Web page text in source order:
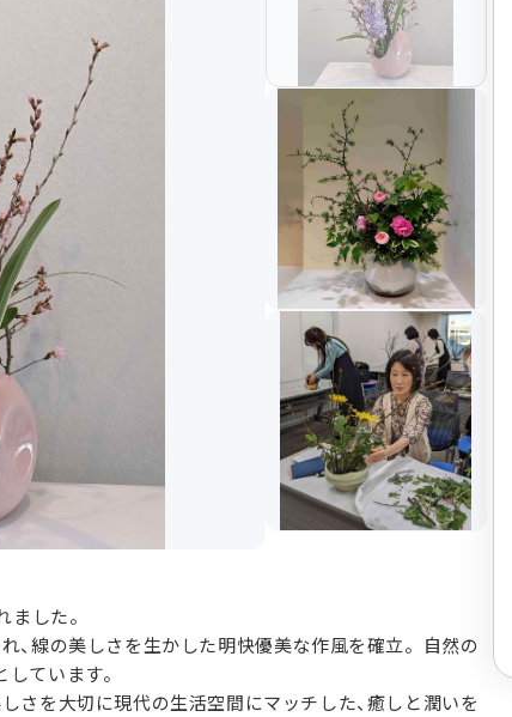
ました。
、線の美しさを生かした明快優美な作風を確立。自然の
ています。
さを大切に現代の生活空間にマッチした、癒しと潤いを